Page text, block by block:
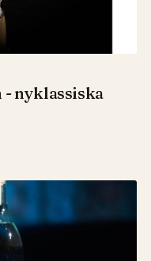
nyklassiska